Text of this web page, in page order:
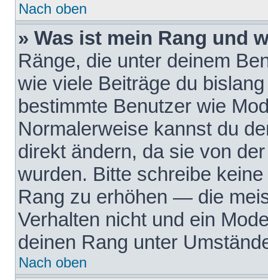
Nach oben
» Was ist mein Rang und
Ränge, die unter deinem
wie viele Beiträge du
bestimmte Benutzer wie
Normalerweise kannst du
direkt ändern, da sie von
wurden. Bitte schreibe
Rang zu erhöhen — die
Verhalten nicht und ein
deinen Rang unter
Nach oben